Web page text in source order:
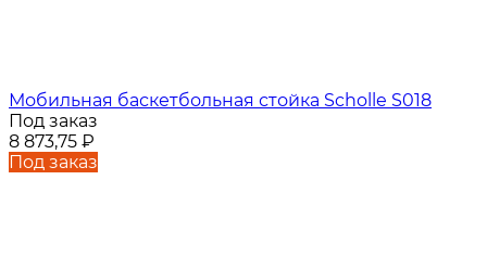
Мобильная баскетбольная стойка Scholle S018
Под заказ
8 873,75 ₽
Под заказ